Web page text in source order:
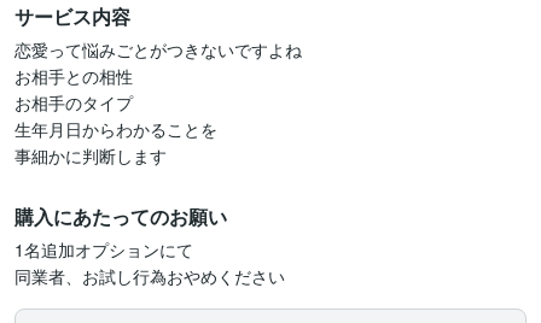
サービス内容
恋愛って悩みごとがつきないですよね
お相手との相性
お相手のタイプ
生年月日からわかることを
事細かに判断します
購入にあたってのお願い
1名追加オプションにて
同業者、お試し行為おやめください